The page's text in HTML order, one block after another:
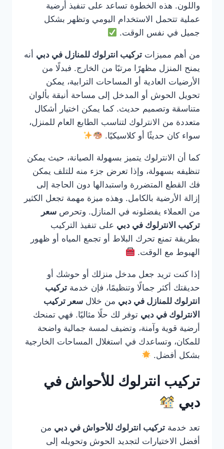
واللون. هذه الخطوة تساعد على تنفيذ أرضية
عملية تتحمل الاستخدام اليومي وتظهر بشكل
جميل في نفس الوقت.
من أهم مميزات تركيب انترلوك للمنازل في دبي أنه
يمنح المنزل مظهرًا مرتبًا من الخارج. فبدلًا من
الأرضيات العادية أو المساحات الترابية، يمكن
تحويل الحوش أو المدخل إلى مساحة أنيقة بألوان
متناسقة وتصميم حديث. كما يمكن اختيار أشكال
متعددة من الانترلوك لتناسب الطابع العام للمنزل،
سواء كان حديثًا أو كلاسيكيًا.
كما أن الانترلوك يتميز بسهولة الصيانة، حيث يمكن
تنظيفه بسهولة، وإذا تعرض جزء منه للتلف يمكن
فك القطع المتضررة واستبدالها دون الحاجة إلى
إزالة الأرضية بالكامل. وهذه ميزة مهمة تجعل الكثير
من العملاء يفضلونه في المنازل. وتحرص سعر
تركيب الانترلوك في دبي على تنفيذ التركيب
بطريقة تمنع تحرك البلاط أو تجمع المياه أو ظهور
الهبوط مع الوقت.
إذا كنت تريد جعل مدخل منزلك أو حوشك أو
حديقتك أكثر جمالًا وتنظيمًا، فإن خدمة تركيب
انترلوك للمنازل في دبي من خلال سعر تركيب
الانترلوك في دبي توفر لك حلًا مثاليًا. فهي تمنحك
أرضية قوية وآمنة، وتضيف لمسة جمالية واضحة
للمكان، وتساعدك في استغلال المساحات الخارجية
بشكل أفضل.
تركيب انترلوك للأحواش في
دبي
تعد خدمة تركيب انترلوك للأحواش في دبي من
أفضل الاختيارات لتجديد الحوش وتحويله إلى